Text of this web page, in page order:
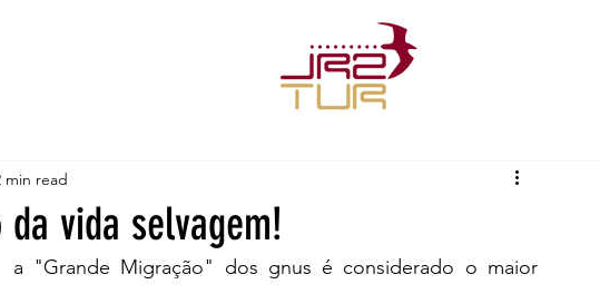
vida selvagem!
min read
a "Grande Migração" dos gnus é considerado o maior